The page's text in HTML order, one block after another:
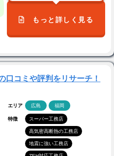
もっと詳しく見る
口コミや評判をリサーチ！
エリア 広島 福岡
特徴 スーパー工務店
高気密高断熱の工務店
地震に強い工務店